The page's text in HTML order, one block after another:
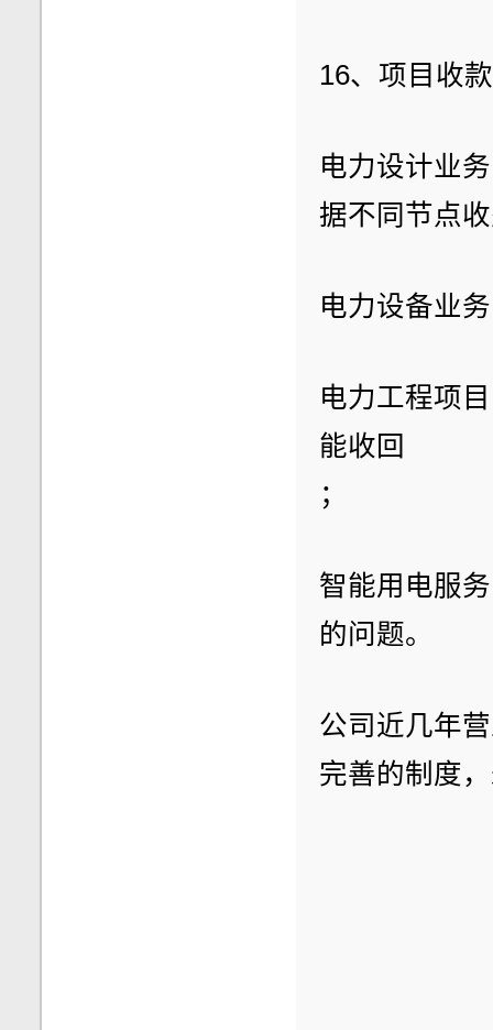
16、项目收
电力设计业
据不同节点
电力设备业
电力工程项
能收回
；
智能用电服
的问题。
公司近几年
完善的制度